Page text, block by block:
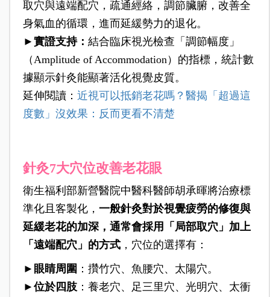
取穴與遠端配穴，疏通經絡，調節臟腑，改善全
身氣血的循環，進而延緩勢力的退化。
► 實證支持： 結合臨床視光檢查「調節幅度」
（Amplitude of Accommodation）的指標，統計數
據顯示針灸能顯著活化視覺皮質。
延伸閱讀： 近視可以抵銷老花嗎？醫揭「超過這
度數」沒效果：反而更看不清楚
針灸7大穴位改善老花眼
衛生福利部新營醫院中醫科醫師胡承暉將治療標
準化且客製化， 一般針灸對於視覺疲勞的修復與
延緩老花的加深，通常會採用「局部取穴」加上
「遠端配穴」的方式，穴位的選擇有：
► 眼睛周圍 ：攢竹穴、魚腰穴、太陽穴。
► 位於四肢：養老穴、足三里穴、光明穴、太衝